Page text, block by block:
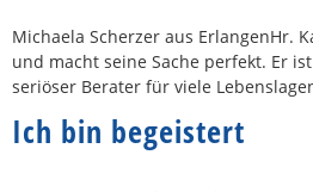
Michaela Scherzer aus ErlangenHr.
und macht seine Sache perfekt. Er
seriöser Berater für viele
Ich bin begeistert